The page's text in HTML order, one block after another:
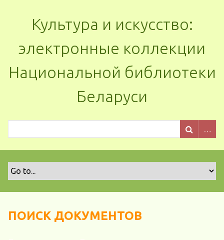
Культура и искусство:
электронные коллекции
Национальной библиотеки
Беларуси
ПОИСК ДОКУМЕНТОВ